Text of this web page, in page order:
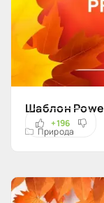
Шаблон
Природа
+196